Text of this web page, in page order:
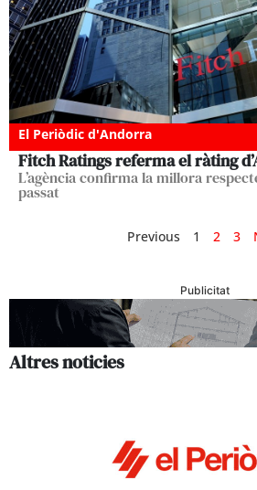
El Periòdic d'Andorra
Fitch Ratings referma el ràting
L’agència confirma la millora
passat
Previous 1 2 3
Publicitat
Altres noticies